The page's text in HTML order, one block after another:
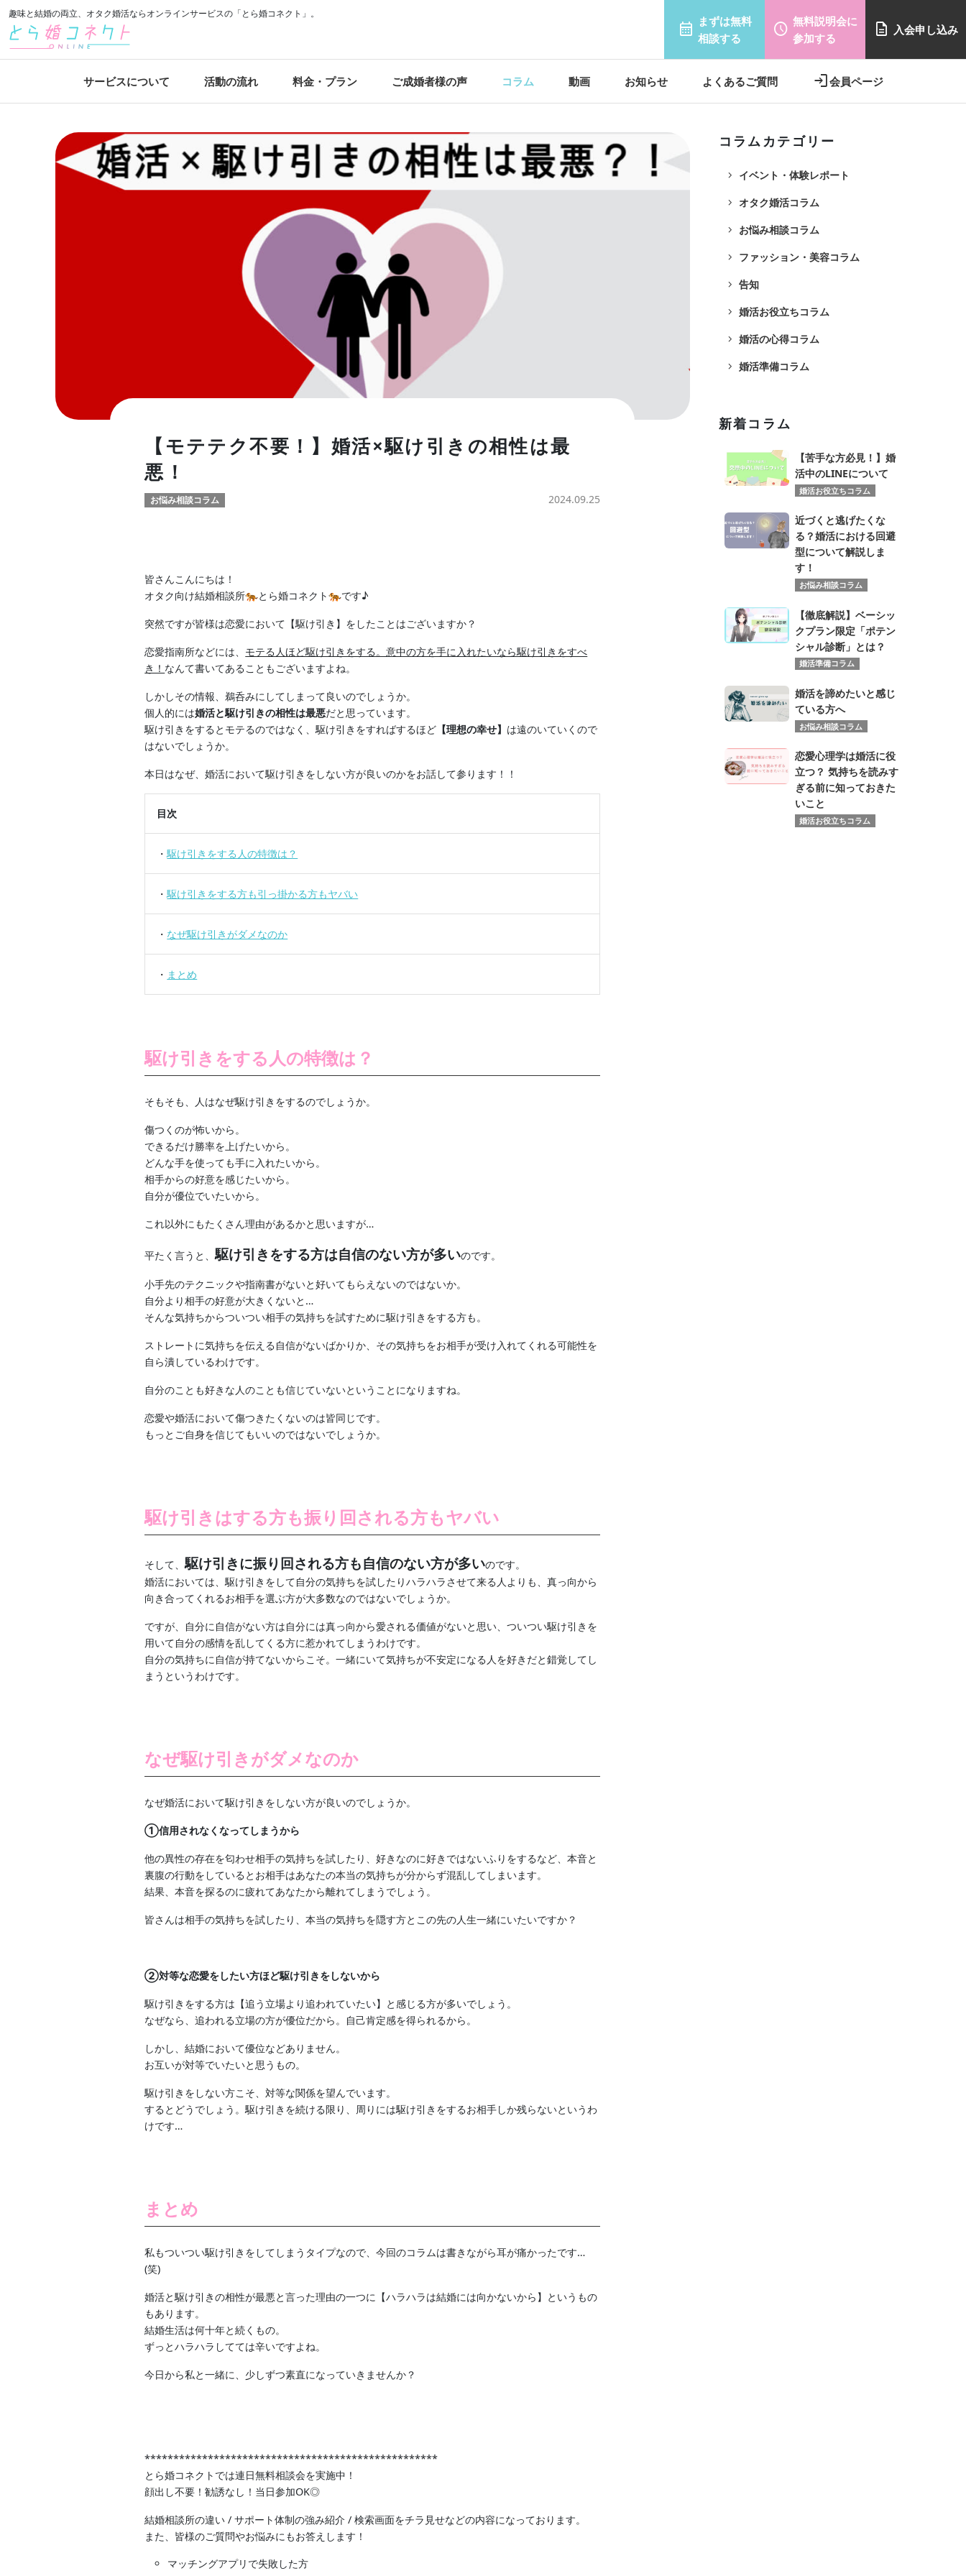
趣味と結婚の両立、オタク婚活ならオンラインサービスの「とら婚コネクト」。
calendar_month まずは無料
相談する
schedule 無料説明会に
参加する
description 入会申し込み
サービスについて 活動の流れ 料金・プラン ご成婚者様の声 コラム 動画 お知らせ よくあるご質問 login会員ページ
【モテテク不要！】婚活×駆け引きの相性は最
悪！
お悩み相談コラム 2024.09.25
皆さんこんにちは！
オタク向け結婚相談所🐅とら婚コネクト🐅です♪
突然ですが皆様は恋愛において【駆け引き】をしたことはございますか？
恋愛指南所などには、 モテる人ほど駆け引きをする。意中の方を手に入れたいなら駆け引きをすべ
き！ なんて書いてあることもございますよね。
しかしその情報、鵜呑みにしてしまって良いのでしょうか。
個人的には婚活と駆け引きの相性は最悪だと思っています。
駆け引きをするとモテるのではなく、駆け引きをすればするほど 【理想の幸せ】 は遠のいていくので
はないでしょうか。
本日はなぜ、婚活において駆け引きをしない方が良いのかをお話して参ります！！
目次
・駆け引きをする人の特徴は？
・駆け引きをする方も引っ掛かる方もヤバい
・ なぜ駆け引きがダメなのか
・ まとめ
駆け引きをする人の特徴は？
そもそも、人はなぜ駆け引きをするのでしょうか。
傷つくのが怖いから。
できるだけ勝率を上げたいから。
どんな手を使っても手に入れたいから。
相手からの好意を感じたいから。
自分が優位でいたいから。
これ以外にもたくさん理由があるかと思いますが…
平たく言うと、駆け引きをする方は自信のない方が多いのです。
小手先のテクニックや指南書がないと好いてもらえないのではないか。
自分より相手の好意が大きくないと…
そんな気持ちからついつい相手の気持ちを試すために駆け引きをする方も。
ストレートに気持ちを伝える自信がないばかりか、その気持ちをお相手が受け入れてくれる可能性を
自ら潰しているわけです。
自分のことも好きな人のことも信じていないということになりますね。
恋愛や婚活において傷つきたくないのは皆同じです。
もっとご自身を信じてもいいのではないでしょうか。
駆け引きはする方も振り回される方もヤバい
そして、駆け引きに振り回される方も自信のない方が多いのです。
婚活においては、駆け引きをして自分の気持ちを試したりハラハラさせて来る人よりも、真っ向から
向き合ってくれるお相手を選ぶ方が大多数なのではないでしょうか。
ですが、自分に自信がない方は自分には真っ向から愛される価値がないと思い、ついつい駆け引きを
用いて自分の感情を乱してくる方に惹かれてしまうわけです。
自分の気持ちに自信が持てないからこそ。一緒にいて気持ちが不安定になる人を好きだと錯覚してし
まうというわけです。
なぜ駆け引きがダメなのか
なぜ婚活において駆け引きをしない方が良いのでしょうか。
①信用されなくなってしまうから
他の異性の存在を匂わせ相手の気持ちを試したり、好きなのに好きではないふりをするなど、本音と
裏腹の行動をしているとお相手はあなたの本当の気持ちが分からず混乱してしまいます。
結果、本音を探るのに疲れてあなたから離れてしまうでしょう。
皆さんは相手の気持ちを試したり、本当の気持ちを隠す方とこの先の人生一緒にいたいですか？
②対等な恋愛をしたい方ほど駆け引きをしないから
駆け引きをする方は【追う立場より追われていたい】と感じる方が多いでしょう。
なぜなら、追われる立場の方が優位だから。自己肯定感を得られるから。
しかし、結婚において優位などありません。
お互いが対等でいたいと思うもの。
駆け引きをしない方こそ、対等な関係を望んでいます。
するとどうでしょう。駆け引きを続ける限り、周りには駆け引きをするお相手しか残らないというわ
けです…
まとめ
私もついつい駆け引きをしてしまうタイプなので、今回のコラムは書きながら耳が痛かったです…
(笑)
婚活と駆け引きの相性が最悪と言った理由の一つに【ハラハラは結婚には向かないから】というもの
もあります。
結婚生活は何十年と続くもの。
ずっとハラハラしてては辛いですよね。
今日から私と一緒に、少しずつ素直になっていきませんか？
***************************************************
とら婚コネクトでは連日無料相談会を実施中！
顔出し不要！勧誘なし！当日参加OK◎
結婚相談所の違い / サポート体制の強み紹介 / 検索画面をチラ見せなどの内容になっております。
また、皆様のご質問やお悩みにもお答えします！
マッチングアプリで失敗した方
コラムカテゴリー
navigate_next イベント・体験レポート
navigate_next オタク婚活コラム
navigate_next お悩み相談コラム
navigate_next ファッション・美容コラム
navigate_next 告知
navigate_next 婚活お役立ちコラム
navigate_next 婚活の心得コラム
navigate_next 婚活準備コラム
新着コラム
【苦手な方必見！】婚
活中のLINEについて
婚活お役立ちコラム
近づくと逃げたくな
る？婚活における回避
型について解説しま
す！
お悩み相談コラム
【徹底解説】ベーシッ
クプラン限定「ポテン
シャル診断」とは？
婚活準備コラム
婚活を諦めたいと感じ
ている方へ
お悩み相談コラム
恋愛心理学は婚活に役
立つ？ 気持ちを読みす
ぎる前に知っておきた
いこと
婚活お役立ちコラム